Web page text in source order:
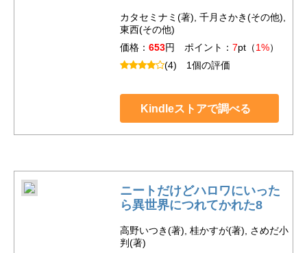
カタセミナミ(著), 千月さかき(その他),
東西(その他)
価格： 653円 ポイント： 7pt（1%）
(4) 1個の評価
Kindleストアで調べる
ニートだけどハロワにいった
ら異世界につれてかれた8
高野いつき(著), 桂かすが(著), さめだ小
判(著)